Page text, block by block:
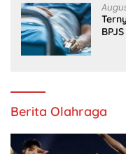
Berita Olahraga